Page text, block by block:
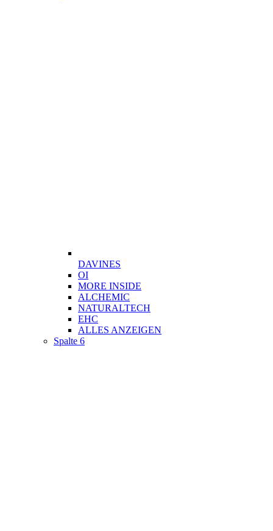
DAVINES
OI
MORE INSIDE
ALCHEMIC
NATURALTECH
EHC
ALLES ANZEIGEN
Spalte 6